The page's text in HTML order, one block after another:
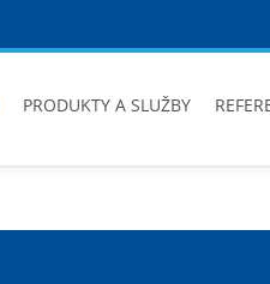
PRODUKTY A SLUŽBY